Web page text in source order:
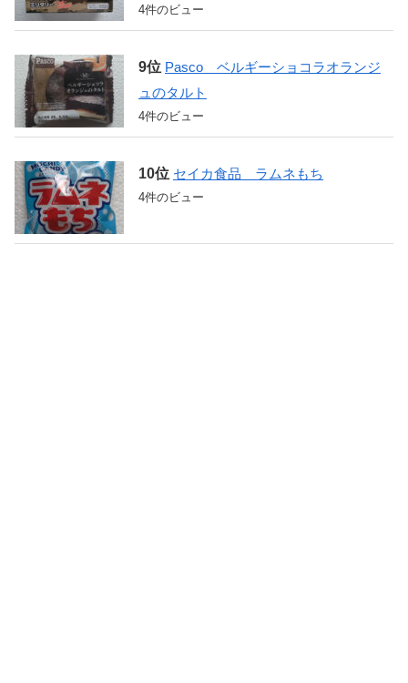
4件のビュー
Pasco ベルギーショコラオランジ
ュのタルト
4件のビュー
セイカ食品 ラムネもち
4件のビュー